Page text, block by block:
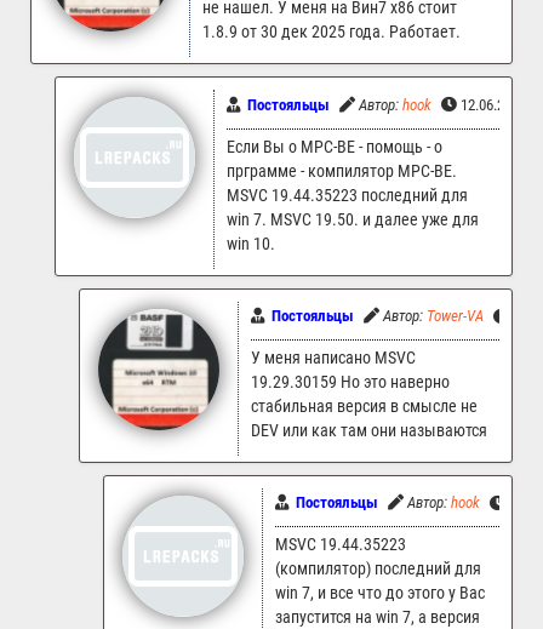
не нашел. У меня на Вин7 х86 стоит
1.8.9 от 30 дек 2025 года. Работает.
Постояльцы Автор: hook 12.06.2026
Если Вы о MPC-BE - помощь - о
прграмме - компилятор MPC-BE.
MSVC 19.44.35223 последний для
win 7. MSVC 19.50. и далее уже для
win 10.
Постояльцы Автор: Tower-VA
У меня написано MSVC
19.29.30159 Но это наверно
стабильная версия в смысле не
DEV или как там они называются
Постояльцы Автор: hook
MSVC 19.44.35223
(компилятор) последний для
win 7, и все что до этого у Вас
запустится на win 7, а версия